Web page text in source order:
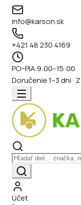
info@karson.sk
+421 48 230 4169
PO–PIA 9:00–15:00
Doručenie 1–3 dni ·
Účet